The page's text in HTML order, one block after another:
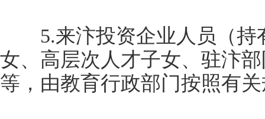
5.来汴投资企业人员（持
女、高层次人才子女、驻汴
等，由教育行政部门按照有